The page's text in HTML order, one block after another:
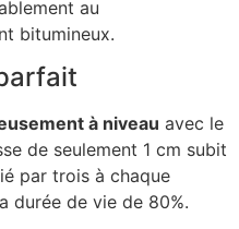
au
bitumineux.
à niveau avec le
de seulement 1 cm subit
par trois à chaque
durée de vie de 80%.